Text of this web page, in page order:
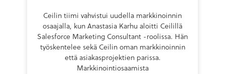
Ceilin tiimi vahvistui uudella markkinoinnin
osaajalla, kun Anastasia Karhu aloitti Ceilillä
Salesforce Marketing Consultant -roolissa. Hän
työskentelee sekä Ceilin oman markkinoinnin
että asiakasprojektien parissa.
Markkinointiosaamista